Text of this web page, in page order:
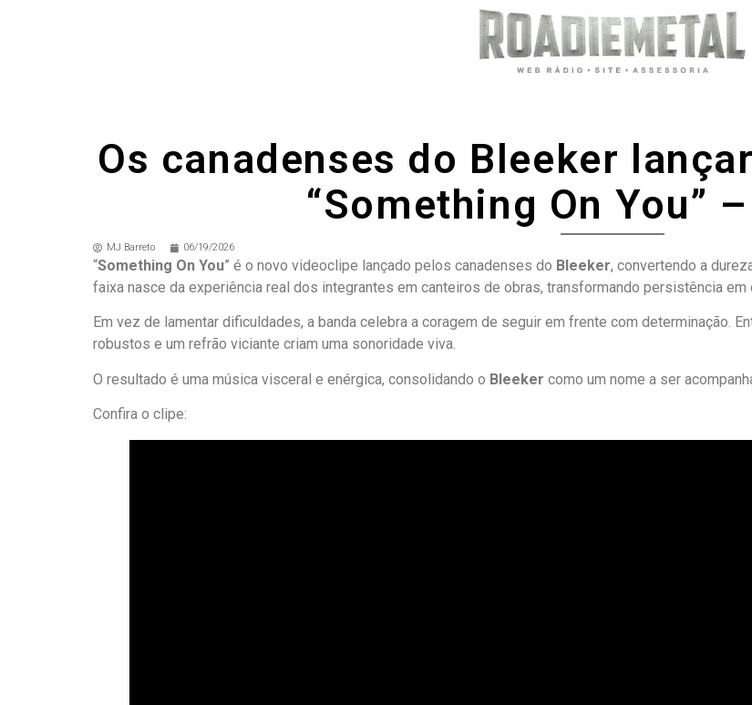
Os canadenses do Bleeker
“Something On You”
MJ Barreto 06/19/2026
“Something On You” é o novo videoclipe lançado pelos canadenses do Bleeker, convertendo a
faixa nasce da experiência real dos integrantes em canteiros de obras, transformando persistência em
Em vez de lamentar dificuldades, a banda celebra a coragem de seguir em frente com determinação.
robustos e um refrão viciante criam uma sonoridade viva.
O resultado é uma música visceral e enérgica, consolidando o Bleeker como um nome a ser
Confira o clipe: